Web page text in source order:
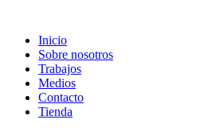
contenido
Inicio
Sobre nosotros
Trabajos
Medios
Contacto
Tienda